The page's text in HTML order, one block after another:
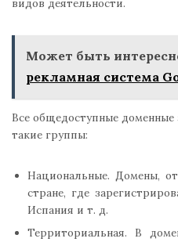
видов деятельности.
Может быть
рекламная система
Все общедоступные
такие группы:
Национальные. Домены,
стране, где
Испания и т. д.
Территориальная. В